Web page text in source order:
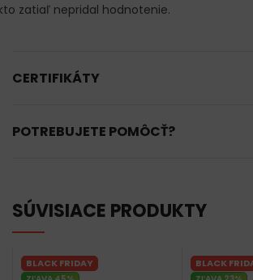
zatiaľ nepridal hodnotenie.
CERTIFIKÁTY
POTREBUJETE POMÔCŤ?
SÚVISIACE PRODUKTY
BLACK FRIDAY BLACK